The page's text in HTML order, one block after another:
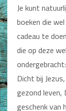
Je kunt
boeken die
cadeau te
die op deze
Dicht bij
gezond leven,
geschenk van